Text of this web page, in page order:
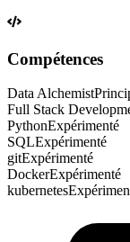
Compétences
Data Alchemist
Full Stack
PythonExpérimenté
SQLExpérimenté
gitExpérimenté
DockerExpérimenté
kubernetes